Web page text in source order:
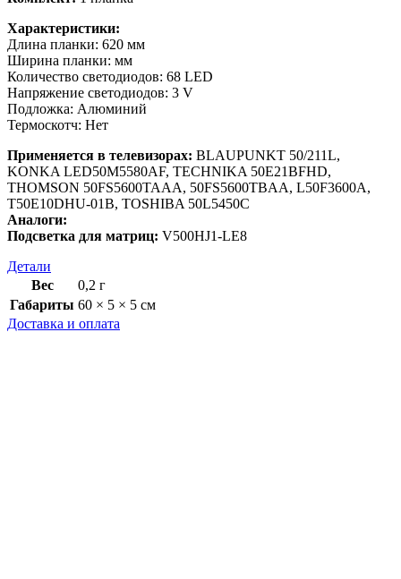
Характеристики:
Длина планки: 620 мм
Ширина планки: мм
Количество светодиодов: 68 LED
Напряжение светодиодов: 3 V
Подложка: Алюминий
Термоскотч: Нет
Применяется в телевизорах: BLAUPUNKT 50/211L,
KONKA LED50M5580AF, TECHNIKA 50E21BFHD,
THOMSON 50FS5600TAAA, 50FS5600TBAA, L50F3600A,
T50E10DHU-01B, TOSHIBA 50L5450C
Аналоги:
Подсветка для матриц: V500HJ1-LE8
Детали
Вес
0,2 г
Габариты 60 × 5 × 5 см
Доставка и оплата